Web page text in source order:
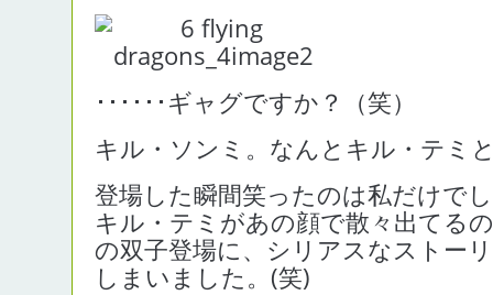
･･････ギャグですか？（笑）
キル・ソンミ。なんとキル・テミ
登場した瞬間笑ったのは私だけで
キル・テミがあの顔で散々出てる
の双子登場に、シリアスなストー
しまいました。(笑)